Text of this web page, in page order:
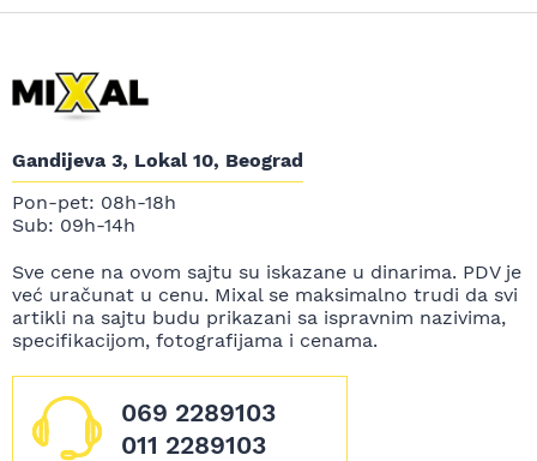
Gandijeva 3, Lokal 10, Beograd
Pon-pet: 08h-18h
Sub: 09h-14h
Sve cene na ovom sajtu su iskazane u dinarima. PDV je
već uračunat u cenu. Mixal se maksimalno trudi da svi
artikli na sajtu budu prikazani sa ispravnim nazivima,
specifikacijom, fotografijama i cenama.
069 2289103
011 2289103